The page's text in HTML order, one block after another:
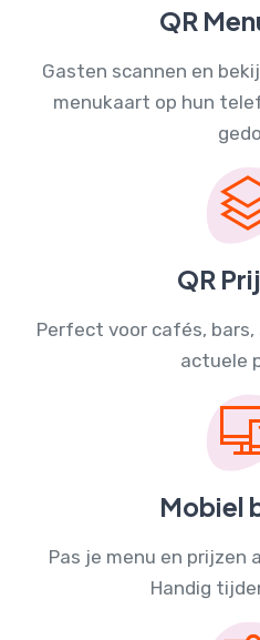
QR
Gasten scannen en
menukaart op hun
QR
Perfect voor cafés,
actuele
Mobiel
Pas je menu en prijzen
Handig